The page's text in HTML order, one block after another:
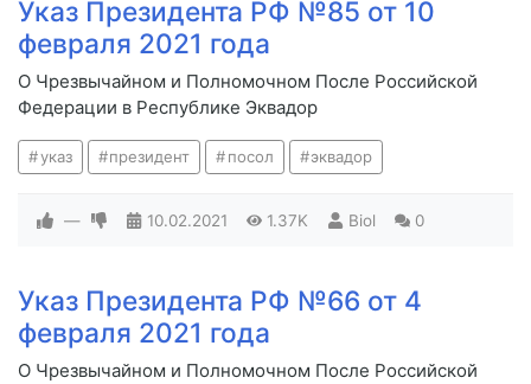
Указ Президента РФ №85 от 10
февраля 2021 года
О Чрезвычайном и Полномочном После Российской
Федерации в Республике Эквадор
указ президент посол эквадор
— 10.02.2021 1.37K Biol 0
Указ Президента РФ №66 от 4
февраля 2021 года
О Чрезвычайном и Полномочном После Российской